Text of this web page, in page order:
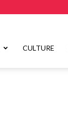
CULTURE